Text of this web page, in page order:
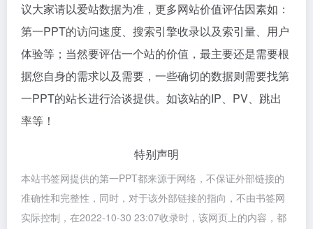
议大家请以爱站数据为准，更多网站价值评估因素如：
第一PPT的访问速度、搜索引擎收录以及索引量、用户
体验等；当然要评估一个站的价值，最主要还是需要根
据您自身的需求以及需要，一些确切的数据则需要找第
一PPT的站长进行洽谈提供。如该站的IP、PV、跳出
率等！
特别声明
本站书签网提供的第一PPT都来源于网络，不保证外部链接的
准确性和完整性，同时，对于该外部链接的指向，不由书签网
实际控制，在2022-10-30 23:07收录时，该网页上的内容，都